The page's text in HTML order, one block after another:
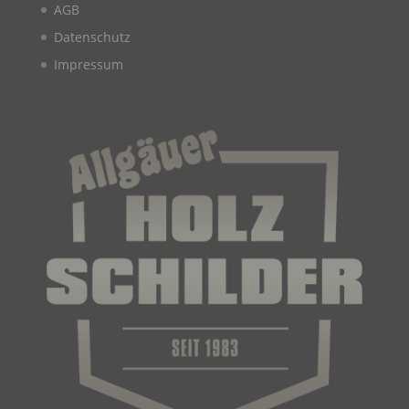
AGB
Datenschutz
Impressum
Ortswechsel dieser natürlichen Person zu
analysieren oder vorherzusagen.
Pseudonymisierung ist die Verarbeitung
personenbezogener Daten in einer Weise, auf
welche die personenbezogenen Daten ohne
Hinzuziehung zusätzlicher Informationen nicht
mehr einer spezifischen betroffenen Person
zugeordnet werden können, sofern diese
zusätzlichen Informationen gesondert aufbewahrt
werden und technischen und organisatorischen
Maßnahmen unterliegen, die gewährleisten, dass
die personenbezogenen Daten nicht einer
identifizierten oder identifizierbaren natürlichen
Person zugewiesen werden.
g) Verantwortlicher oder für die Verarbeitung
Verantwortlicher